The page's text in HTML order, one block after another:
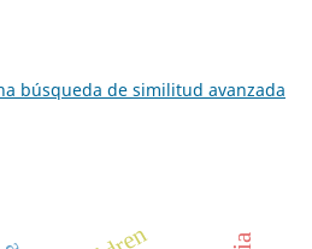
búsqueda de similitud avanzada